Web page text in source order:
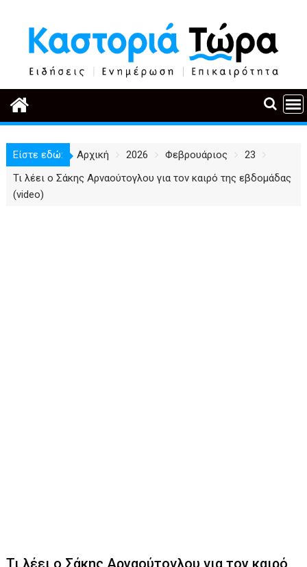
περιεχόμενο
Είστε εδώ: Αρχική 2026 Φεβρουάριος
23
Τι λέει ο Σάκης Αρναούτογλου για τον καιρό της εβδομάδας
(video)
Τι λέει ο Σάκης Αρναούτογλου για τον καιρό